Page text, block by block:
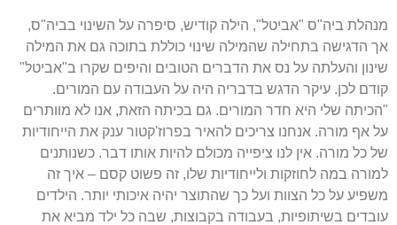
מנהלת ביה"ס "אביטל", הילה קודיש, סיפרה על השינוי בביה"ס,
אך הדגישה בתחילה שהמילה שינוי כוללת בתוכה גם את המילה
שינון והעלתה על נס את הדברים הטובים והיפים שקרו ב"אביטל"
קודם לכן. עיקר הדגש בדבריה היה על העבודה עם המורים.
"הכיתה שלי היא חדר המורים. גם בכיתה הזאת, אנו לא מוותרים
על אף מורה. אנחנו צריכים להאיר בפרוז'קטור ענק את הייחודיות
של כל מורה. אין לנו ציפייה מכולם להיות אותו דבר. כשנותנים
למורה במה לחוזקות ולייחודיות שלו, זה פשוט קסם – איך זה
משפיע על כל הצוות ועל כך שהתוצר יהיה איכותי יותר. הילדים
עובדים בשיתופיות, בעבודה בקבוצות, שבה כל ילד מביא את